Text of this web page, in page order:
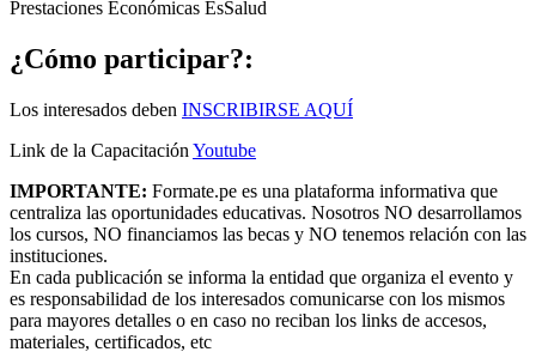
Prestaciones Económicas EsSalud
¿Cómo participar?:
Los interesados deben INSCRIBIRSE AQUÍ
Link de la Capacitación Youtube
IMPORTANTE: Formate.pe es una plataforma informativa que
centraliza las oportunidades educativas. Nosotros NO desarrollamos
los cursos, NO financiamos las becas y NO tenemos relación con las
instituciones.
En cada publicación se informa la entidad que organiza el evento y
es responsabilidad de los interesados comunicarse con los mismos
para mayores detalles o en caso no reciban los links de accesos,
materiales, certificados, etc